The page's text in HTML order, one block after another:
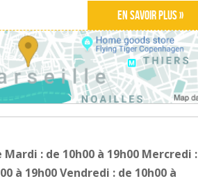
En savoir plus »
: de 10h00 à 19h00 Mercredi :
à 19h00 Vendredi : de 10h00 à